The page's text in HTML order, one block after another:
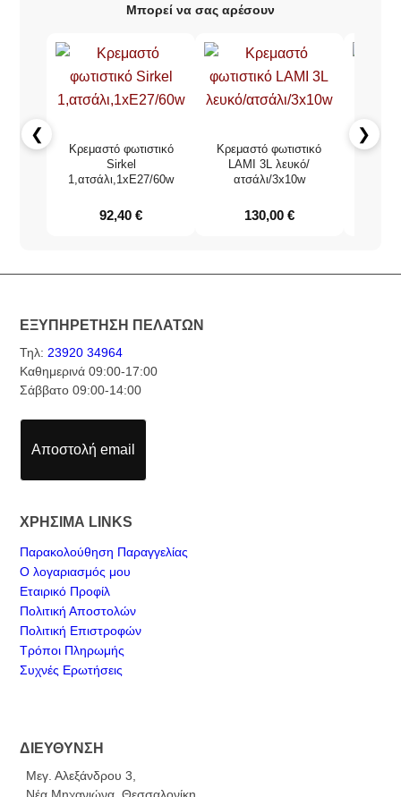
Μπορεί να σας αρέσουν
❮
Κρεμαστό φωτιστικό
Sirkel
1,ατσάλι,1xE27/60w
92,40€
Κρεμαστό φωτιστικό
LAMI 3L λευκό/
ατσάλι/3x10w
130,00 €
❯
ΕΞΥΠΗΡΕΤΗΣΗ ΠΕΛΑΤΩΝ
Τηλ: 23920 34964
Καθημερινά 09:00-17:00
Σάββατο 09:00-14:00
Αποστολή email
ΧΡΗΣΙΜΑ LINKS
Παρακολούθηση Παραγγελίας
Ο λογαριασμός μου
Εταιρικό Προφίλ
Πολιτική Αποστολών
Πολιτική Επιστροφών
Τρόποι Πληρωμής
Συχνές Ερωτήσεις
ΔΙΕΥΘΥΝΣΗ
Μεγ. Αλεξάνδρου 3,